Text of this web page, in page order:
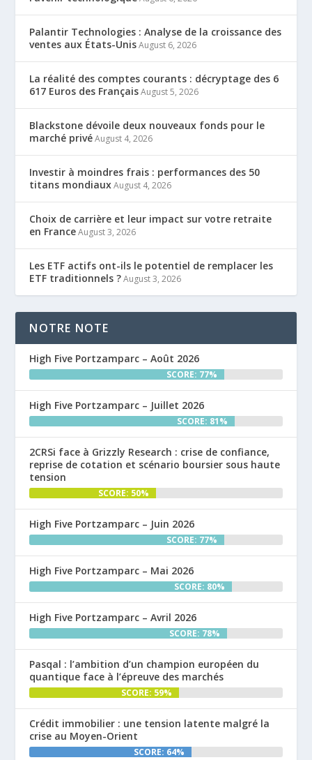
Palantir Technologies : Analyse de la croissance des
ventes aux États-Unis August 6, 2026
La réalité des comptes courants : décryptage des 6
617 Euros des Français August 5, 2026
Blackstone dévoile deux nouveaux fonds pour le
marché privé August 4, 2026
Investir à moindres frais : performances des 50
titans mondiaux August 4, 2026
Choix de carrière et leur impact sur votre retraite
en France August 3, 2026
Les ETF actifs ont-ils le potentiel de remplacer les
ETF traditionnels ? August 3, 2026
NOTRE NOTE
High Five Portzamparc – Août 2026
SCORE: 77%
High Five Portzamparc – Juillet 2026
SCORE: 81%
2CRSi face à Grizzly Research : crise de confiance,
reprise de cotation et scénario boursier sous haute
tension
SCORE: 50%
High Five Portzamparc – Juin 2026
SCORE: 77%
High Five Portzamparc – Mai 2026
SCORE: 80%
High Five Portzamparc – Avril 2026
SCORE: 78%
Pasqal : l’ambition d’un champion européen du
quantique face à l’épreuve des marchés
SCORE: 59%
Crédit immobilier : une tension latente malgré la
crise au Moyen-Orient
SCORE: 64%